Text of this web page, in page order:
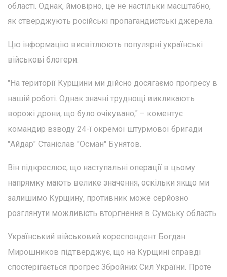
області. Однак, ймовірно, це не настільки масштабно,
як стверджують російські пропагандистські джерела.
Цю інформацію висвітлюють популярні українські
військові блогери.
"На території Курщини ми дійсно досягаємо прогресу в
нашій роботі. Однак значні труднощі викликають
ворожі дрони, що було очікувано," – коментує
командир взводу 24-ї окремої штурмової бригади
"Айдар" Станіслав "Осман" Бунятов.
Він підкреслює, що наступальні операції в цьому
напрямку мають велике значення, оскільки якщо ми
залишимо Курщину, противник може серйозно
розглянути можливість вторгнення в Сумську область.
Український військовий кореспондент Богдан
Мирошников підтверджує, що на Курщині справді
спостерігається прогрес Збройних Сил України. Проте